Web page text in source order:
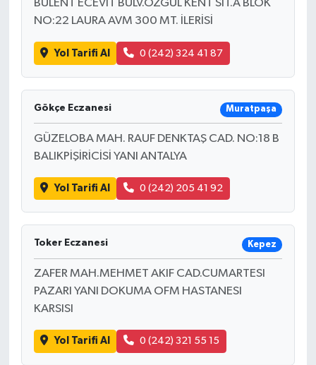
BÜLENT ECEVIT BULV.ÖZGÜL KENT SIT.A BLOK
NO:22 LAURA AVM 300 MT. İLERİSİ
Yol Tarifi Al 0 (242) 324 41 87
Gökçe Eczanesi Muratpaşa
GÜZELOBA MAH. RAUF DENKTAŞ CAD. NO:18 B
BALIKPİŞİRİCİSİ YANI ANTALYA
Yol Tarifi Al 0 (242) 205 41 92
Toker Eczanesi Kepez
ZAFER MAH.MEHMET AKIF CAD.CUMARTESI
PAZARI YANI DOKUMA OFM HASTANESI
KARSISI
Yol Tarifi Al 0 (242) 321 55 15